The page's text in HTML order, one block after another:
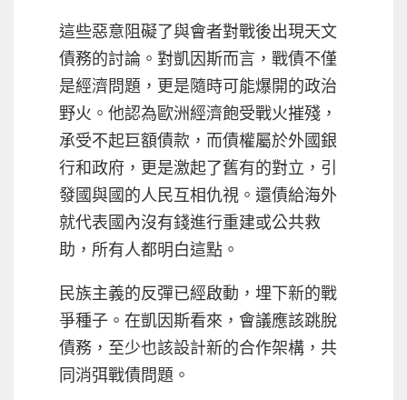
這些惡意阻礙了與會者對戰後出現天文
債務的討論。對凱因斯而言，戰債不僅
是經濟問題，更是隨時可能爆開的政治
野火。他認為歐洲經濟飽受戰火摧殘，
承受不起巨額債款，而債權屬於外國銀
行和政府，更是激起了舊有的對立，引
發國與國的人民互相仇視。還債給海外
就代表國內沒有錢進行重建或公共救
助，所有人都明白這點。
民族主義的反彈已經啟動，埋下新的戰
爭種子。在凱因斯看來，會議應該跳脫
債務，至少也該設計新的合作架構，共
同消弭戰債問題。